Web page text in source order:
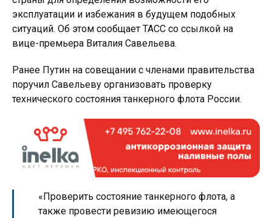
эксплуатации и избежания в будущем подобных
ситуаций. Об этом сообщает ТАСС со ссылкой на
вице-премьера Виталия Савельева.
Ранее Путин на совещании с членами правительства
поручил Савельеву организовать проверку
технического состояния танкерного флота России.
«Проверить состояние танкерного флота, а
также провести ревизию имеющегося